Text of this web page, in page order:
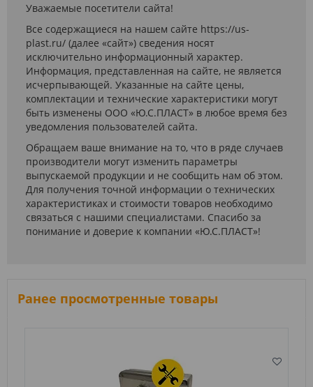
Уважаемые посетители сайта!
Все содержащиеся на нашем сайте https://us-
plast.ru/ (далее «сайт») сведения носят
исключительно информационный характер.
Информация, представленная на сайте, не является
исчерпывающей. Указанные на сайте цены,
комплектации и технические характеристики могут
быть изменены ООО «Ю.С.ПЛАСТ» в любое время без
уведомления пользователей сайта.
Обращаем ваше внимание на то, что в ряде случаев
производители могут изменить параметры
выпускаемой продукции и не сообщить нам об этом.
Для получения точной информации о технических
характеристиках и стоимости товаров необходимо
связаться с нашими специалистами. Спасибо за
понимание и доверие к компании «Ю.С.ПЛАСТ»!
Ранее просмотренные товары